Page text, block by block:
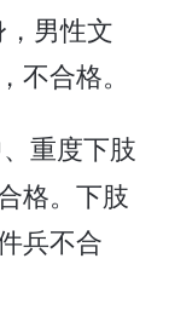
男性文
不合格。
重度下肢
格。下肢
兵不合